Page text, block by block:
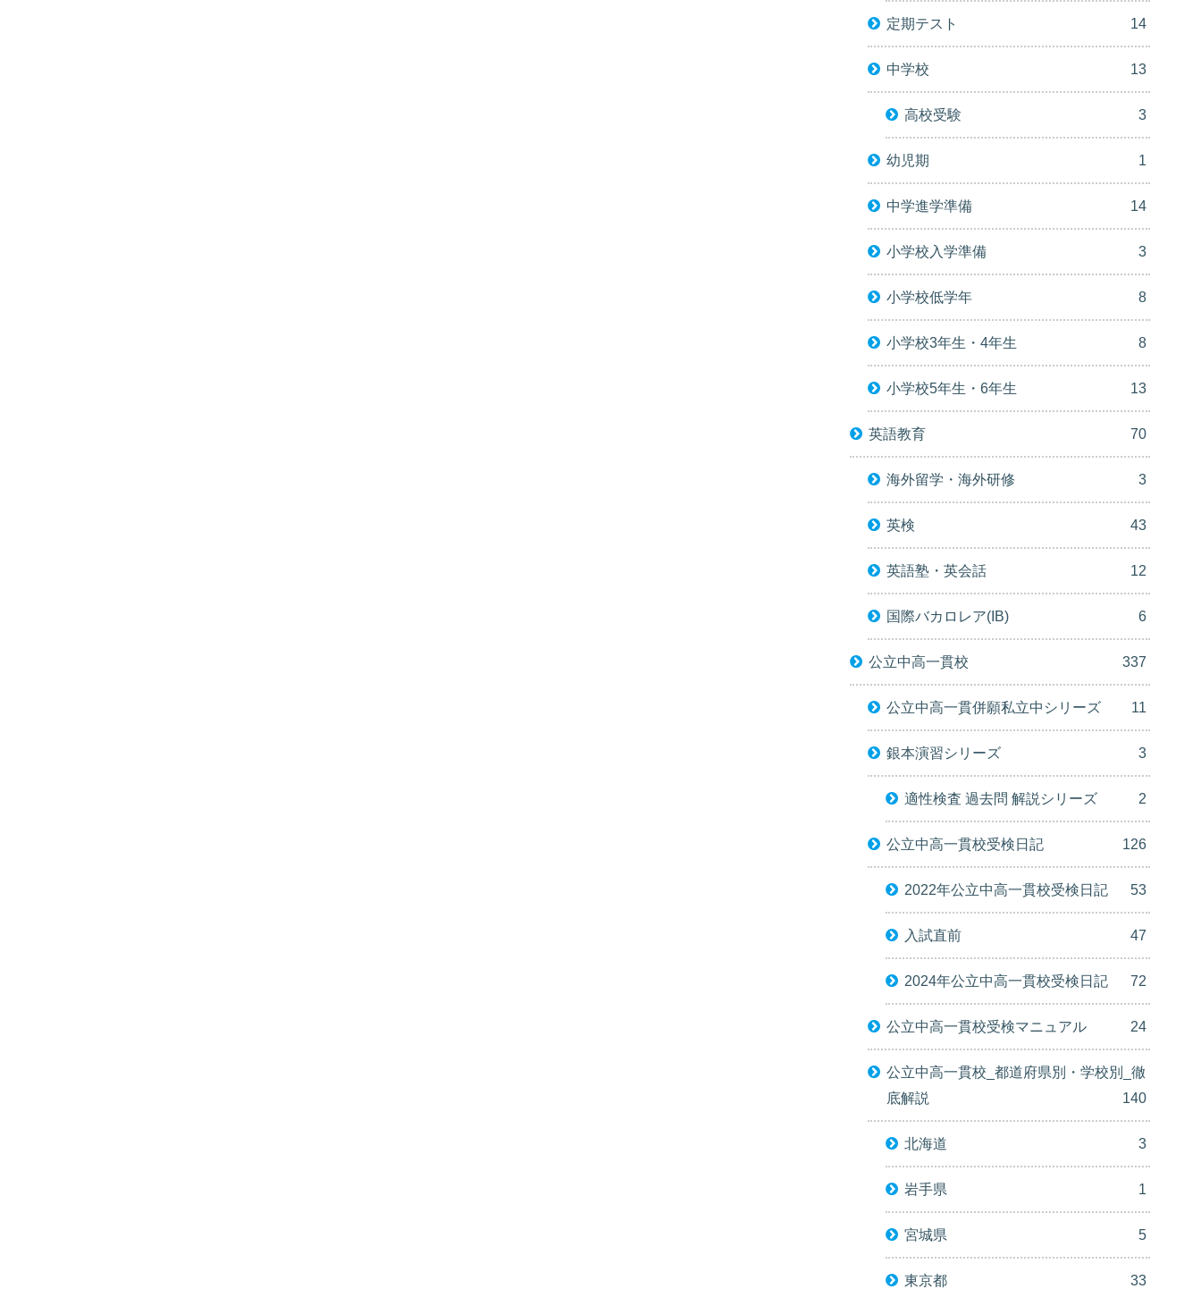
定期テスト 14
中学校 13
高校受験 3
幼児期 1
中学進学準備 14
小学校入学準備 3
小学校低学年 8
小学校3年生・4年生 8
小学校5年生・6年生 13
英語教育 70
海外留学・海外研修 3
英検 43
英語塾・英会話 12
国際バカロレア(IB) 6
公立中高一貫校 337
公立中高一貫併願私立中シリーズ 11
銀本演習シリーズ 3
適性検査 過去問 解説シリーズ 2
公立中高一貫校受検日記 126
2022年公立中高一貫校受検日記 53
入試直前 47
2024年公立中高一貫校受検日記 72
公立中高一貫校受検マニュアル 24
公立中高一貫校_都道府県別・学校別_徹
底解説
140
北海道 3
岩手県 1
宮城県 5
東京都 33